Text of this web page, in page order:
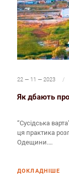
22 — 11 — 2023 /
Як дбають про
“Сусідська
ця практика
Одещини.…
ДОКЛАДНІШЕ